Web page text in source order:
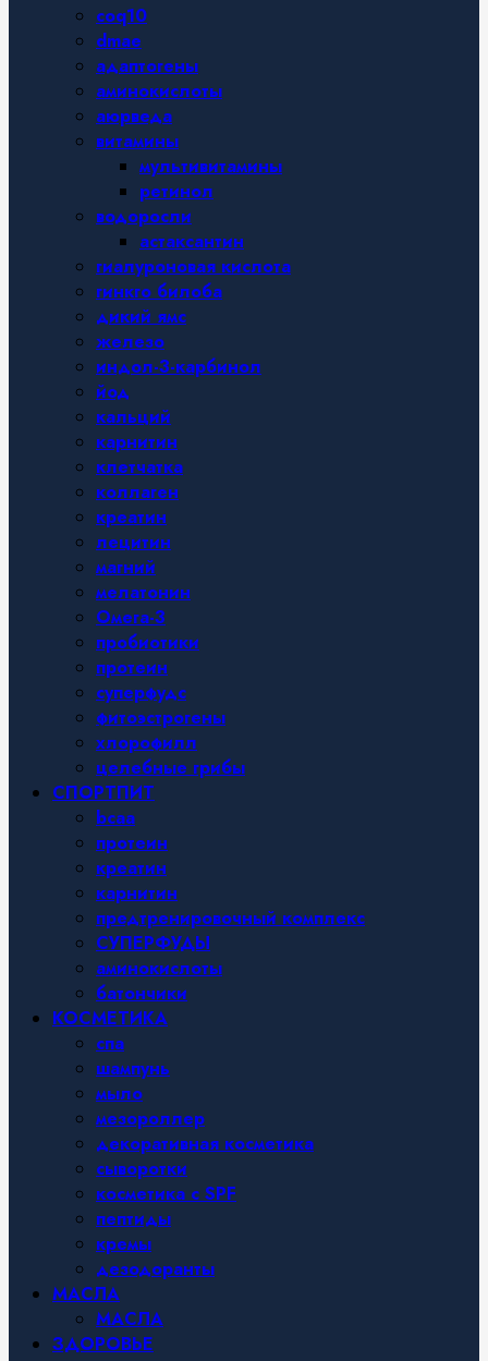
coq10
dmae
адаптогены
аминокислоты
аюрведа
витамины
мультивитамины
ретинол
водоросли
астаксантин
гиалуроновая кислота
гинкго билоба
дикий ямс
железо
индол-3-карбинол
йод
кальций
карнитин
клетчатка
коллаген
креатин
лецитин
магний
мелатонин
Омега-3
пробиотики
протеин
суперфудс
фитоэстрогены
хлорофилл
целебные грибы
СПОРТПИТ
bcaa
протеин
креатин
карнитин
предтренировочный комплекс
СУПЕРФУДЫ
аминокислоты
батончики
КОСМЕТИКА
спа
шампунь
мыло
мезороллер
декоративная косметика
сыворотки
косметика с SPF
пептиды
кремы
дезодоранты
МАСЛА
МАСЛА
ЗДОРОВЬЕ